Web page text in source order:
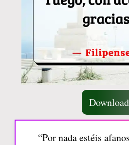
Download
“Por nada estéis